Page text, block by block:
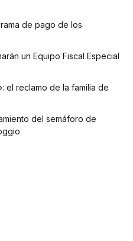
de pago de los
un Equipo Fiscal Especial
el reclamo de la familia de
del semáforo de